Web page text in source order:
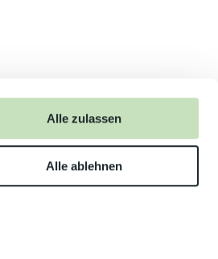
Alle zulassen
Alle ablehnen